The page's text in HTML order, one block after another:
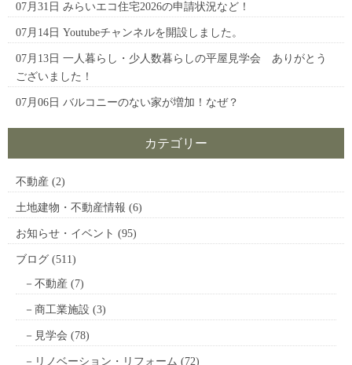
07月31日 みらいエコ住宅2026の申請状況など！
07月14日 Youtubeチャンネルを開設しました。
07月13日 一人暮らし・少人数暮らしの平屋見学会 ありがとう
ございました！
07月06日 バルコニーのない家が増加！なぜ？
カテゴリー
不動産 (2)
土地建物・不動産情報 (6)
お知らせ・イベント (95)
ブログ (511)
不動産 (7)
商工業施設 (3)
見学会 (78)
リノベーション・リフォーム (72)